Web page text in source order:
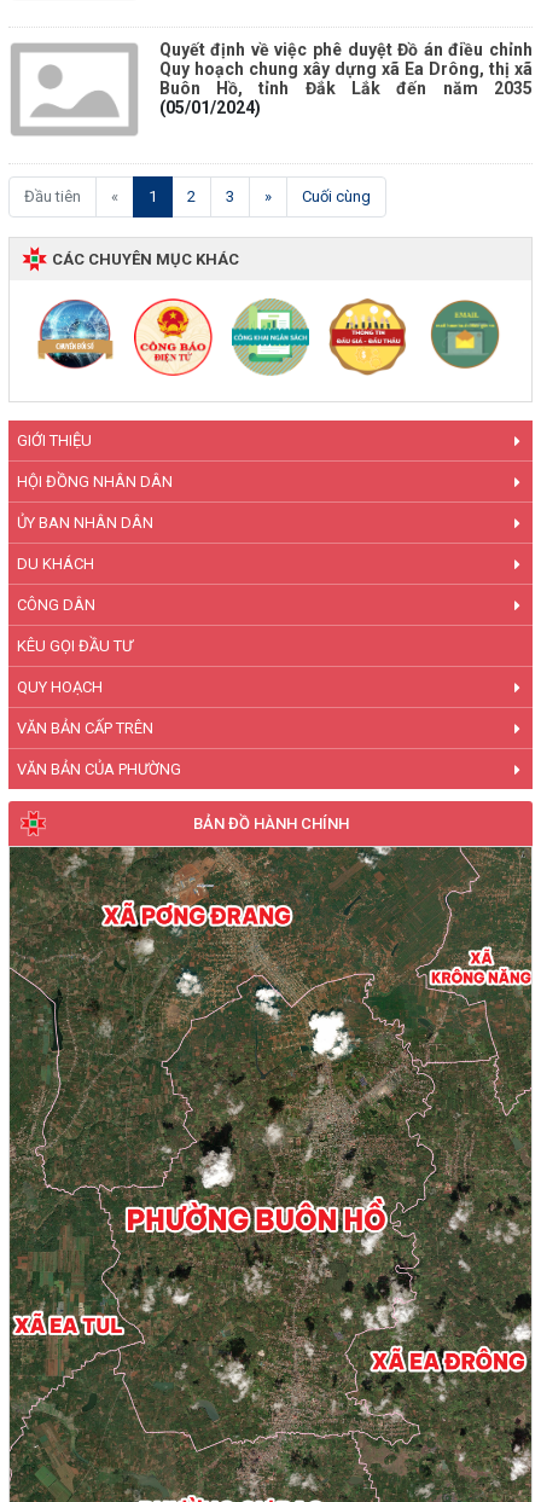
GIỚI THIỆU
HỘI ĐỒNG NHÂN DÂN
ỦY BAN NHÂN DÂN
DU KHÁCH
CÔNG DÂN
KÊU GỌI ĐẦU TƯ
QUY HOẠCH
VĂN BẢN CẤP TRÊN
VĂN BẢN CỦA PHƯỜNG
BẢN ĐỒ HÀNH CHÍNH
Quyết định về việc phê duyệt Đồ án điều chỉnh
Quy hoạch chung xây dựng xã Ea Drông, thị xã
Buôn Hồ, tỉnh Đắk Lắk đến năm 2035
(05/01/2024)
Đầu tiên « 1 (current)
2 3 » Cuối cùng
CÁC CHUYÊN MỤC KHÁC